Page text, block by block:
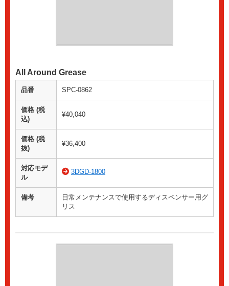
All Around Grease
品番 SPC-0862
価格 (税
込)
¥40,040
価格 (税
抜)
¥36,400
対応モデ
ル
3DGD-1800
備考
日常メンテナンスで使用するディスペンサー用グ
リス